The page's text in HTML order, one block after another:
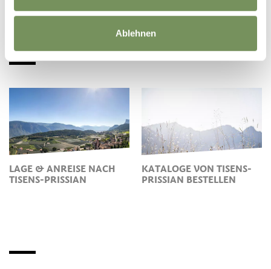
Ablehnen
LAGE & ANREISE NACH
TISENS-PRISSIAN
KATALOGE VON TISENS-
PRISSIAN BESTELLEN